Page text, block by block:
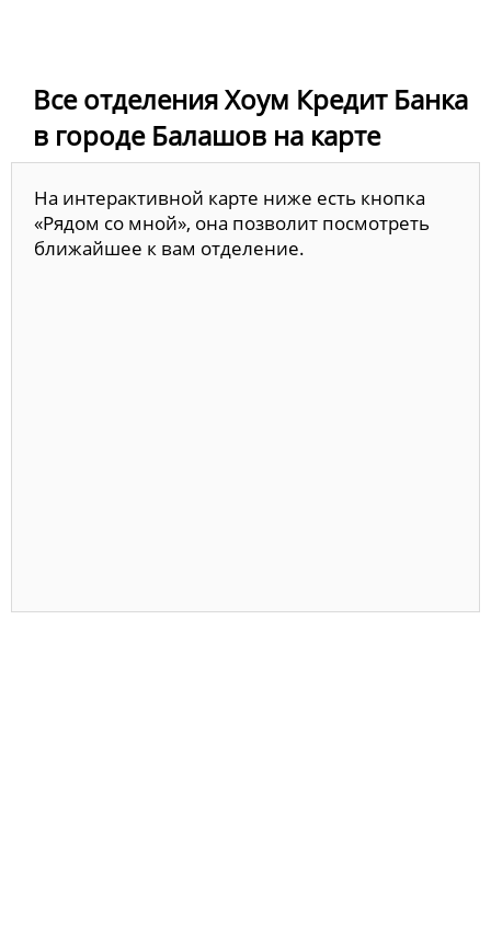
Все отделения Хоум Кредит Банка
в городе Балашов на карте
На интерактивной карте ниже есть кнопка
«Рядом со мной», она позволит посмотреть
ближайшее к вам отделение.